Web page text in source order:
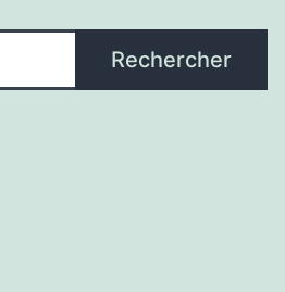
Rechercher